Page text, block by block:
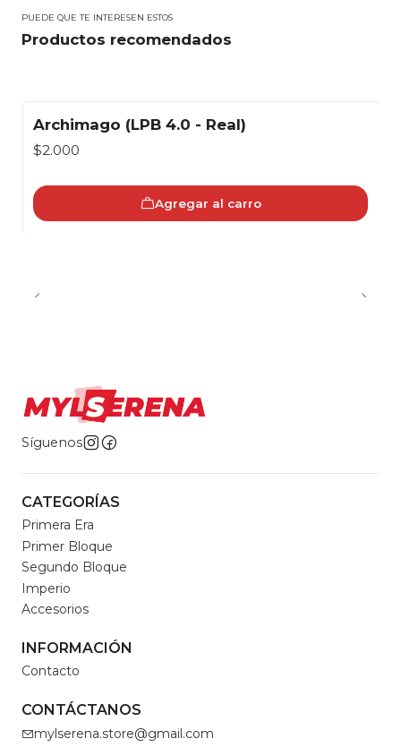
PUEDE QUE TE INTERESEN ESTOS
Productos recomendados
Archimago (LPB 4.0 - Real)
$2.000
Agregar al carro
Síguenos
CATEGORÍAS
Primera Era
Primer Bloque
Segundo Bloque
Imperio
Accesorios
INFORMACIÓN
Contacto
CONTÁCTANOS
mylserena.store@gmail.com